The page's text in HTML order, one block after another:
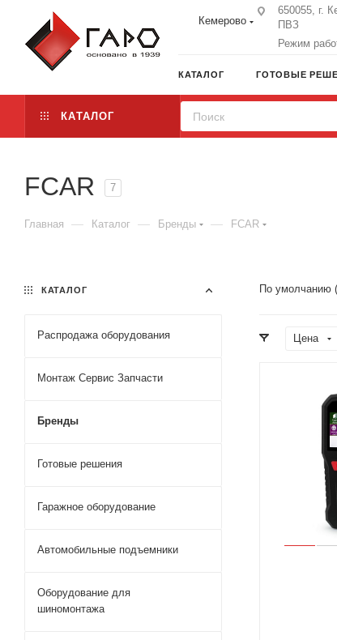
Кемерово
650055, г.
ПВЗ
Режим
КАТАЛОГ ГОТОВЫЕ
КАТАЛОГ
FCAR 7
Главная — Каталог — Бренды — FCAR
По умолчанию
Цена
КАТАЛОГ
Распродажа оборудования
Монтаж Сервис Запчасти
Бренды
Готовые решения
Гаражное оборудование
Автомобильные подъемники
Оборудование для
шиномонтажа